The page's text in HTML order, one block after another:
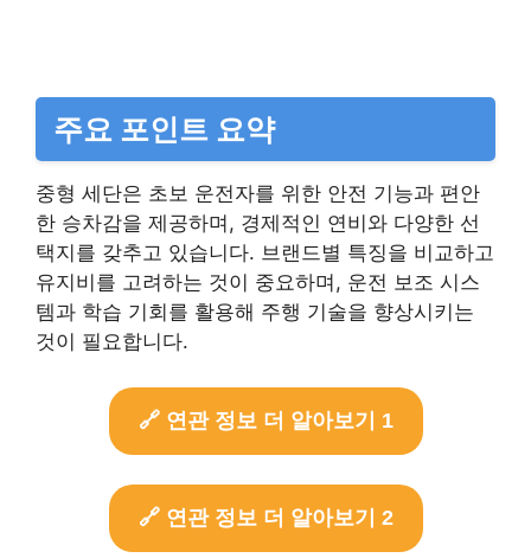
주요 포인트 요약
중형 세단은 초보 운전자를 위한 안전 기능과 편안
한 승차감을 제공하며, 경제적인 연비와 다양한 선
택지를 갖추고 있습니다. 브랜드별 특징을 비교하고
유지비를 고려하는 것이 중요하며, 운전 보조 시스
템과 학습 기회를 활용해 주행 기술을 향상시키는
것이 필요합니다.
🔗 연관 정보 더 알아보기 1
🔗 연관 정보 더 알아보기 2